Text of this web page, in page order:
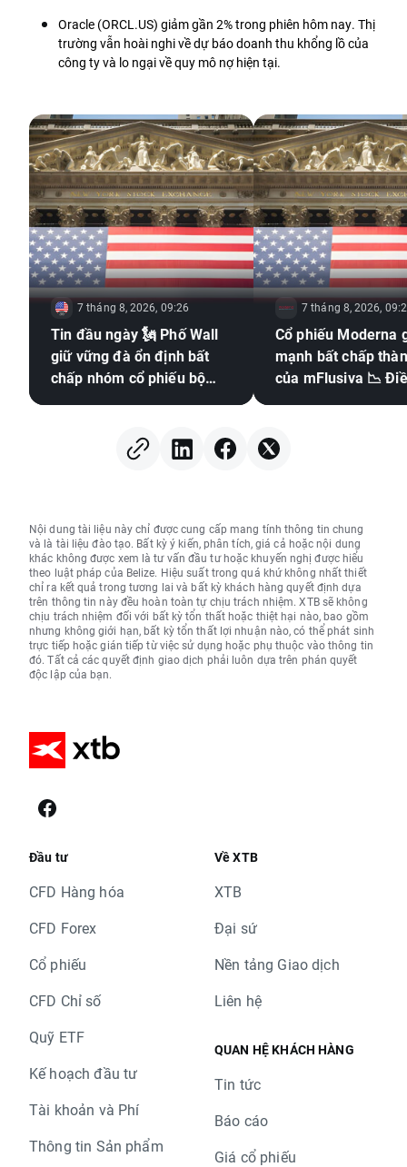
Oracle (ORCL.US) giảm gần 2% trong phiên hôm nay. Thị
trường vẫn hoài nghi về dự báo doanh thu khổng lồ của
công ty và lo ngại về quy mô nợ hiện tại.
7 tháng 8, 2026, 09:26
Tin đầu ngày 🗽 Phố Wall
giữ vững đà ổn định bất
chấp nhóm cổ phiếu bộ
7 tháng 8, 2026,
Cổ phiếu Moderna
mạnh bất chấp
của mFlusiva 📉
Nội dung tài liệu này chỉ được cung cấp mang tính thông tin chung
và là tài liệu đào tạo. Bất kỳ ý kiến, phân tích, giá cả hoặc nội dung
khác không được xem là tư vấn đầu tư hoặc khuyến nghị được hiểu
theo luật pháp của Belize. Hiệu suất trong quá khứ không nhất thiết
chỉ ra kết quả trong tương lai và bất kỳ khách hàng quyết định dựa
trên thông tin này đều hoàn toàn tự chịu trách nhiệm. XTB sẽ không
chịu trách nhiệm đối với bất kỳ tổn thất hoặc thiệt hại nào, bao gồm
nhưng không giới hạn, bất kỳ tổn thất lợi nhuận nào, có thể phát sinh
trực tiếp hoặc gián tiếp từ việc sử dụng hoặc phụ thuộc vào thông tin
đó. Tất cả các quyết định giao dịch phải luôn dựa trên phán quyết
độc lập của bạn.
Đầu tư
CFD Hàng hóa
CFD Forex
Cổ phiếu
CFD Chỉ số
Quỹ ETF
Kế hoạch đầu tư
Tài khoản và Phí
Thông tin Sản phẩm
Về XTB
XTB
Đại sứ
Nền tảng Giao dịch
Liên hệ
QUAN HỆ KHÁCH HÀNG
Tin tức
Báo cáo
Giá cổ phiếu